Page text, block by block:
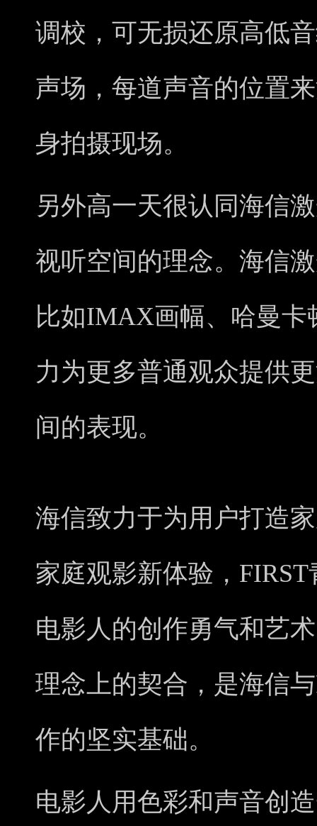
调校，可无损还原高低
声场，每道声音的位置
身拍摄现场。
另外高一天很认同海信
视听空间的理念。海信
比如IMAX画幅、哈曼
力为更多普通观众提供
间的表现。
海信致力于为用户打造
家庭观影新体验，
电影人的创作勇气和艺
理念上的契合，是海信
作的坚实基础。
电影人用色彩和声音创